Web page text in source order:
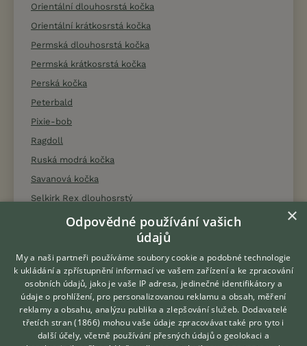
Orientální dlouhosrstá kočka
Orientální krátkosrstá kočka
Permská dlouhosrstá kočka
Permská krátkosrstá kočka
Perská kočka
Peterbald
Pixie-bob
Ragdoll
Ruská modrá kočka
Savanová kočka
Selkirk Rex dlouhosrstý
Selkirk Rex krátkosrstý
Siamská kočka
Sibiřská kočka
Singapura
Skotská klapouchá kočka
Snowshoe
Hledáte zvířecího kamaráda?
Zdarma vám poradí
×
Odpovědné používání vašich
údajů
My a naši partneři používáme soubory cookie a podobné technologie
k ukládání a zpřístupnění informací ve vašem zařízení a ke zpracování
osobních údajů, jako je vaše IP adresa, jedinečné identifikátory a
údaje o prohlížení, pro personalizovanou reklamu a obsah, měření
reklamy a obsahu, analýzu publika a zlepšování služeb. Dodavatelé
třetích stran (1866) mohou vaše údaje zpracovávat také pro tyto i
další účely, včetně používání přesných údajů o geolokaci a